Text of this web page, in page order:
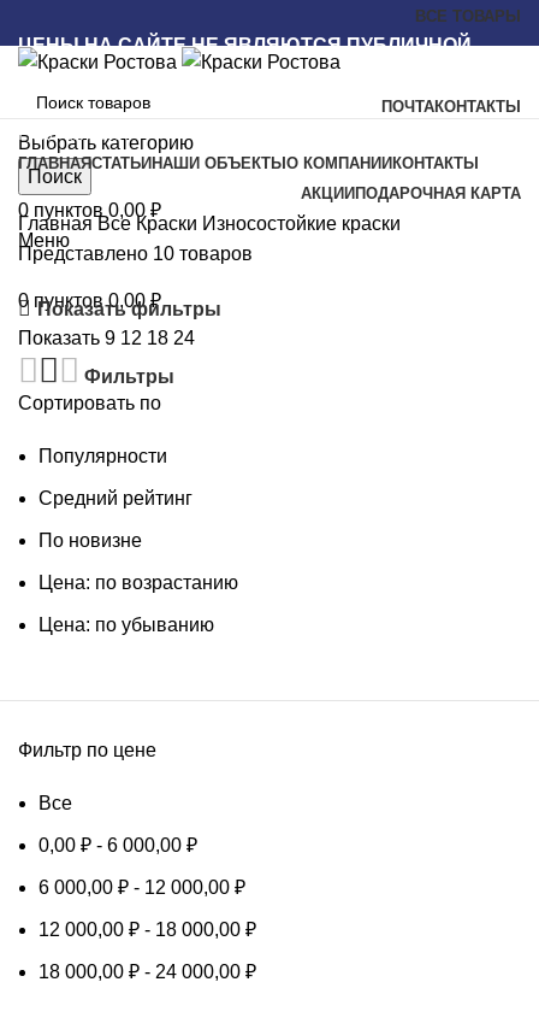
ВСЕ ТОВАРЫ
ЦЕНЫ НА САЙТЕ НЕ ЯВЛЯЮТСЯ ПУБЛИЧНОЙ
ОФЕРТОЙ
ПОЧТАКОНТАКТЫ
Выбрать категорию
Поиск
0 пунктов 0,00 ₽
Меню
0 пунктов 0,00₽
Наш каталог
ГЛАВНАЯСТАТЬИ НАШИ ОБЪЕКТЫ О КОМПАНИИ КОНТАКТЫ
АКЦИИ ПОДАРОЧНАЯ КАРТА
ГлавнаяВсе Краски Износостойкие краски
Представлено 10 товаров
Показать фильтры
Показать 9 12 18 24
Фильтры
Сортировать по
Популярности
Средний рейтинг
По новизне
Цена: по возрастанию
Цена: по убыванию
Фильтр по цене
Все
0,00 ₽ - 6 000,00 ₽
6 000,00 ₽ - 12 000,00 ₽
12 000,00 ₽ - 18 000,00 ₽
18 000,00 ₽ - 24 000,00 ₽